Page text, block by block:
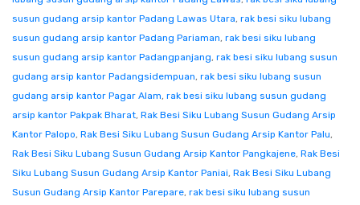
susun gudang arsip kantor Padang Lawas Utara, rak besi siku lubang
susun gudang arsip kantor Padang Pariaman, rak besi siku lubang
susun gudang arsip kantor Padangpanjang, rak besi siku lubang susun
gudang arsip kantor Padangsidempuan, rak besi siku lubang susun
gudang arsip kantor Pagar Alam, rak besi siku lubang susun gudang
arsip kantor Pakpak Bharat, Rak Besi Siku Lubang Susun Gudang Arsip
Kantor Palopo, Rak Besi Siku Lubang Susun Gudang Arsip Kantor Palu,
Rak Besi Siku Lubang Susun Gudang Arsip Kantor Pangkajene, Rak Besi
Siku Lubang Susun Gudang Arsip Kantor Paniai, Rak Besi Siku Lubang
Susun Gudang Arsip Kantor Parepare, rak besi siku lubang susun